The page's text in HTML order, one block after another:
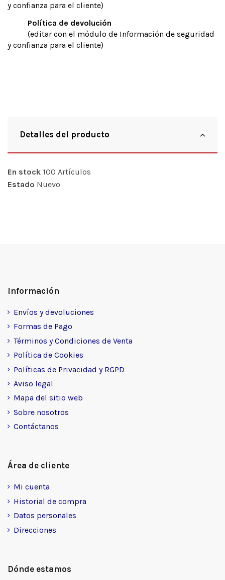
y confianza para el cliente)
Política de devolución
(editar con el módulo de Información de seguridad
y confianza para el cliente)
Detalles del producto
En stock 100 Artículos
Estado Nuevo
Información
Envíos y devoluciones
Formas de Pago
Términos y Condiciones de Venta
Política de Cookies
Políticas de Privacidad y RGPD
Aviso legal
Mapa del sitio web
Sobre nosotros
Contáctanos
Área de cliente
Mi cuenta
Historial de compra
Datos personales
Direcciones
Dónde estamos